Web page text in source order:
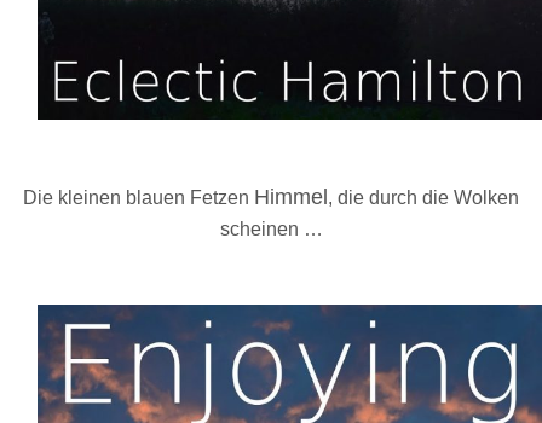
Die kleinen blauen Fetzen Himmel, die durch die Wolken
scheinen …